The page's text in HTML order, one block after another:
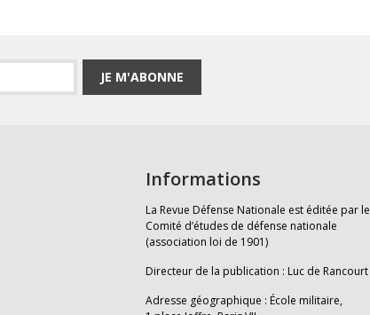
JE M'ABONNE
Informations
La Revue Défense Nationale est éditée par le
Comité d’études de défense nationale
(association loi de 1901)
Directeur de la publication : Luc de Rancourt
Adresse géographique : École militaire,